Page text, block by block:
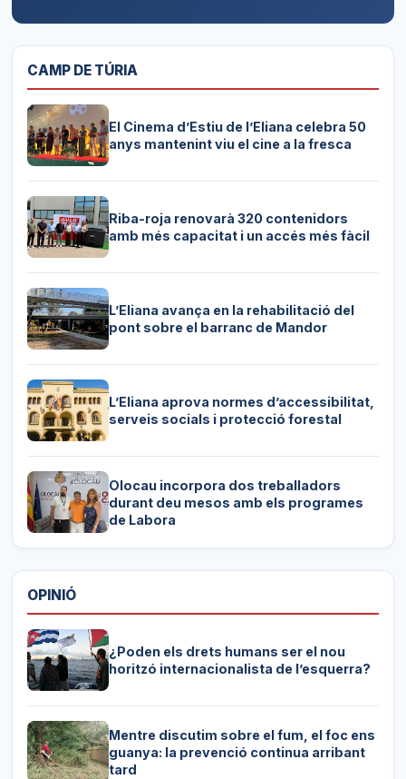
CAMP DE TÚRIA
El Cinema d’Estiu de l’Eliana celebra 50
anys mantenint viu el cine a la fresca
Riba-roja renovarà 320 contenidors
amb més capacitat i un accés més fàcil
L’Eliana avança en la rehabilitació del
pont sobre el barranc de Mandor
L’Eliana aprova normes d’accessibilitat,
serveis socials i protecció forestal
Olocau incorpora dos treballadors
durant deu mesos amb els programes
de Labora
OPINIÓ
¿Poden els drets humans ser el nou
horitzó internacionalista de l’esquerra?
Mentre discutim sobre el fum, el foc ens
guanya: la prevenció continua arribant
tard